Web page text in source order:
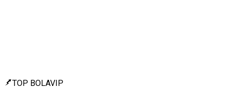
TOP BOLAVIP